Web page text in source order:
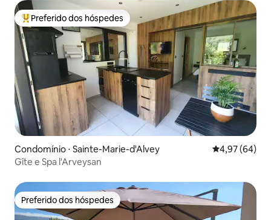
Entre os melhores preferidos dos hóspedes
Preferido dos hóspedes
Condomínio ⋅ Sainte-Marie-d'Alvey 4,97 de uma
4,97 (64)
Gîte e Spa l'Arveysan
Preferido dos hóspedes
Preferido dos hóspedes